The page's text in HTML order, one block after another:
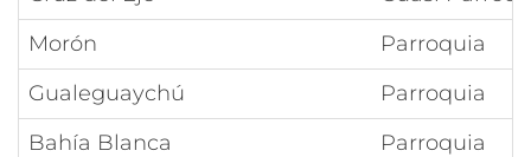
Morón
Parroquia
Gualeguaychú
Parroquia
Bahía Blanca
Parroquia